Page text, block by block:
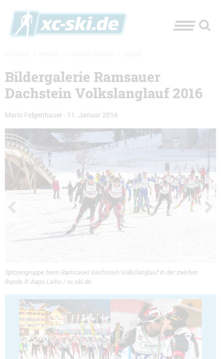
Bildergalerie Ramsauer
Dachstein Volkslanglauf 2016
Mario Felgenhauer - 11. Januar 2016
Spitzengruppe beim Ramsauer Dachstein Volkslanglauf in der zweiten
Runde © Aapo Laiho / xc-ski.de